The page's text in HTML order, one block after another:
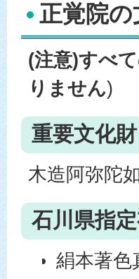
正覚院の
(注意)すべ
りません)
重要文化財
木造阿弥陀
石川県指
絹本著色